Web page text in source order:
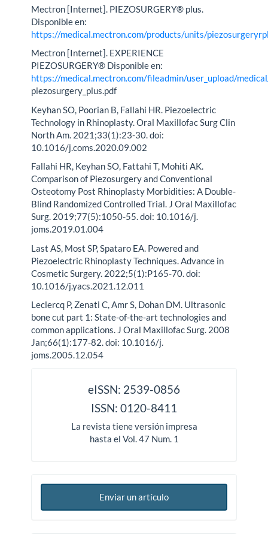
Mectron [Internet]. PIEZOSURGERY® plus.
Disponible en:
https://medical.mectron.com/products/units/
Mectron [Internet]. EXPERIENCE
PIEZOSURGERY® Disponible en:
https://medical.mectron.com/fileadmin/user_upload/
piezosurgery_plus.pdf
Keyhan SO, Poorian B, Fallahi HR. Piezoelectric
Technology in Rhinoplasty. Oral Maxillofac Surg Clin
North Am. 2021;33(1):23-30. doi:
10.1016/j.coms.2020.09.002
Fallahi HR, Keyhan SO, Fattahi T, Mohiti AK.
Comparison of Piezosurgery and Conventional
Osteotomy Post Rhinoplasty Morbidities: A Double-
Blind Randomized Controlled Trial. J Oral Maxillofac
Surg. 2019;77(5):1050-55. doi: 10.1016/j.
joms.2019.01.004
Last AS, Most SP, Spataro EA. Powered and
Piezoelectric Rhinoplasty Techniques. Advance in
Cosmetic Surgery. 2022;5(1):P165-70. doi:
10.1016/j.yacs.2021.12.011
Leclercq P, Zenati C, Amr S, Dohan DM. Ultrasonic
bone cut part 1: State-of-the-art technologies and
common applications. J Oral Maxillofac Surg. 2008
Jan;66(1):177-82. doi: 10.1016/j.
joms.2005.12.054
eISSN: 2539-0856
ISSN: 0120-8411
La revista tiene versión impresa
hasta el Vol. 47 Num. 1
Enviar un artículo